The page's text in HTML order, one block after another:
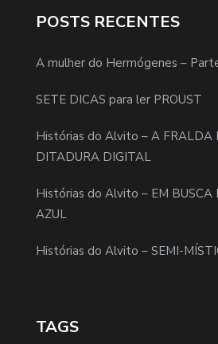
POSTS RECENTES
A mulher do Hermógenes –
SETE DICAS para ler PROUST
Histórias do Alvito – A FRALDA
DITADURA DIGITAL
Histórias do Alvito – EM BUSCA
AZUL
Histórias do Alvito – SEMI-
TAGS